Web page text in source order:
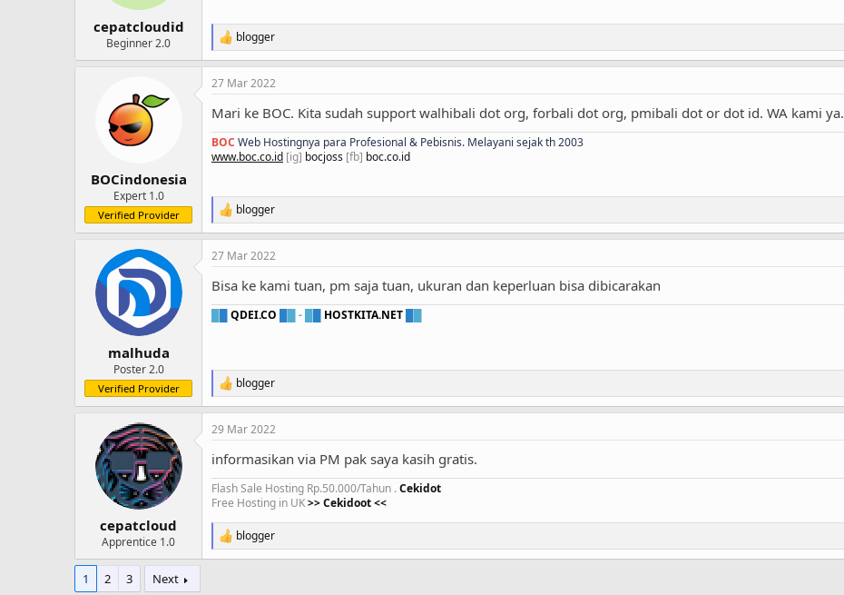
:
cepatcloudid
Beginner 2.0
R
e
a
c
i
o
n
s
blogger
BOCindonesia
Expert 1.0
Verified Provider
27 Mar 2022
Mari ke BOC. Kita sudah support walhibali dot org, forbali dot org, pmibali dot or dot id. WA kami ya.
BOC Web Hostingnya para Profesional & Pebisnis. Melayani sejak th 2003
www.boc.co.id [ig] bocjoss [fb] boc.co.id
R
e
a
c
i
o
blogger
malhuda
Poster 2.0
Verified Provider
27 Mar 2022
Bisa ke kami tuan, pm saja tuan, ukuran dan keperluan bisa dibicarakan
QDEI.CO █ - HOSTKITA.NET
R
e
a
c
i
o
n
s
:
blogger
cepatcloud
Apprentice 1.0
29 Mar 2022
informasikan via PM pak saya kasih gratis.
Flash Sale Hosting Rp.50.000/Tahun .Cekidot
Free Hosting in UK>> Cekidoot <<
R
e
blogger
1 2 3 Next